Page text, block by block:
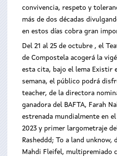
convivencia, respeto y
más de dos décadas
en estos días cobra gran
Del 21 al 25 de octubre , el
de Compostela acogerá la
esta cita, bajo el lema Existir
semana, el público podrá
teacher, de la directora
ganadora del BAFTA, Farah
estrenada mundialmente en
2023 y primer largometraje
Rasheddd; To a land unknow,
Mahdi Fleifel, multipremiado